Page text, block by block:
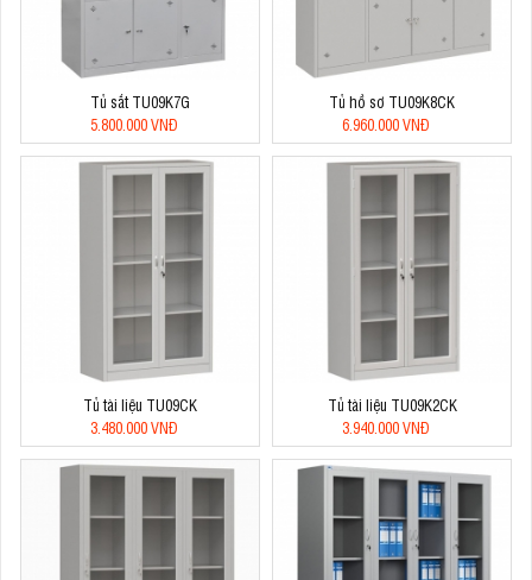
Tủ sắt TU09K7G
5.800.000 VNĐ
Tủ hồ sơ TU09K8CK
6.960.000 VNĐ
Tủ tài liệu TU09CK
3.480.000 VNĐ
Tủ tài liệu TU09K2CK
3.940.000 VNĐ